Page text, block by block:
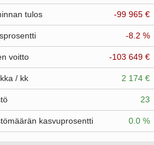
tulos -99 965 €
-8.2 %
voitto -103 649 €
/ kk 2 174 €
23
kasvuprosentti 0.0 %